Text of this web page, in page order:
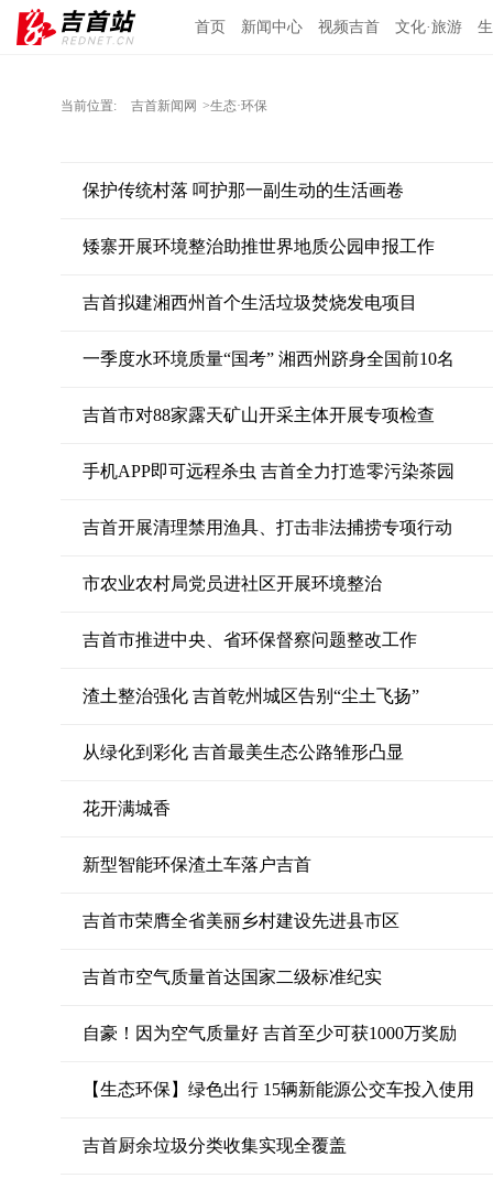
首页 新闻中心 视频吉首 文化·旅游
当前位置: 吉首新闻网 >生态·环保
保护传统村落 呵护那一副生动的生活画卷
矮寨开展环境整治助推世界地质公园申报工作
吉首拟建湘西州首个生活垃圾焚烧发电项目
一季度水环境质量“国考” 湘西州跻身全国前10名
吉首市对88家露天矿山开采主体开展专项检查
手机APP即可远程杀虫 吉首全力打造零污染茶园
吉首开展清理禁用渔具、打击非法捕捞专项行动
市农业农村局党员进社区开展环境整治
吉首市推进中央、省环保督察问题整改工作
渣土整治强化 吉首乾州城区告别“尘土飞扬”
从绿化到彩化 吉首最美生态公路雏形凸显
花开满城香
新型智能环保渣土车落户吉首
吉首市荣膺全省美丽乡村建设先进县市区
吉首市空气质量首达国家二级标准纪实
自豪！因为空气质量好 吉首至少可获1000万奖励
【生态环保】绿色出行 15辆新能源公交车投入使用
吉首厨余垃圾分类收集实现全覆盖